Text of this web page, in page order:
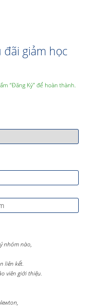
giảm học
“Đăng Ký” để hoàn thành.
nhóm nào,
liên kết.
viên giới thiệu.